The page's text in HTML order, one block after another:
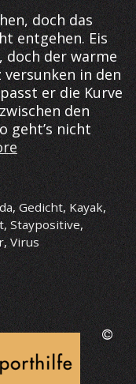
doch das
entgehen. Eis
doch der warme
in den
er die Kurve
den
geht’s nicht
Liam
in
Amerika
,Gedicht,Kayak,
, Staypositive,
,Virus
©